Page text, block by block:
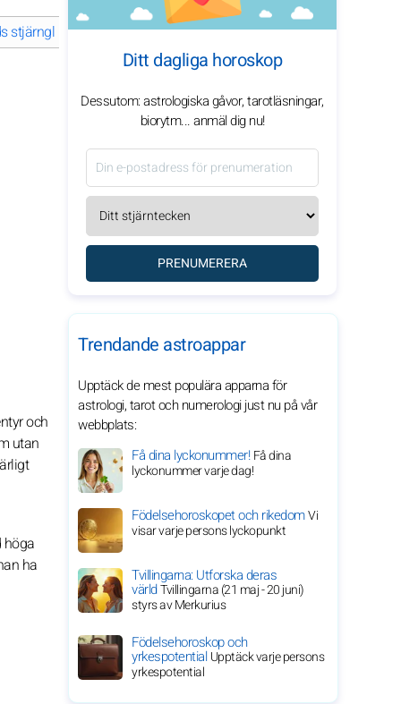
stjärnglans Jake Gyllenhaal: En mångsidig resa genom film
och
utan
höga
ha
Ditt dagliga horoskop
Dessutom: astrologiska gåvor, tarotläsningar,
biorytm... anmäl dig nu!
PRENUMERERA
Trendande astroappar
Upptäck de mest populära apparna för
astrologi, tarot och numerologi just nu på vår
webbplats:
Få dina lyckonummer!Få dina
lyckonummer varje dag!
Födelsehoroskopet och rikedomVi
visar varje persons lyckopunkt
Tvillingarna: Utforska deras
världTvillingarna (21 maj - 20 juni)
styrs av Merkurius
Födelsehoroskop och
yrkespotentialUpptäck varje persons
yrkespotential